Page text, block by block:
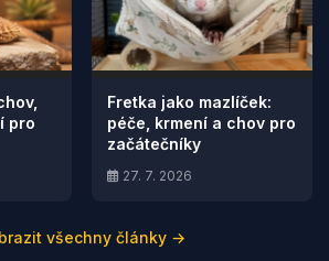
pro
Fretka jako mazlíček:
péče, krmení a chov pro
začátečníky
27. 7. 2026
všechny články →